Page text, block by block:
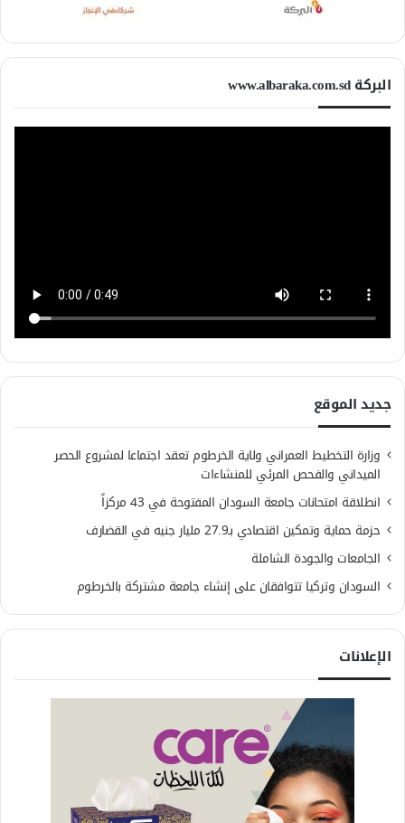
البركة www.albaraka.com.sd
جديد الموقع
وزارة التخطيط العمراني ولاية الخرطوم تعقد اجتماعا لمشروع الحصر
الميداني والفحص المرئي للمنشاءات
انطلاقة امتحانات جامعة السودان المفتوحة في 43 مركزاً
حزمة حماية وتمكين اقتصادي بـ27.9 مليار جنيه في القضارف
الجامعات والجودة الشاملة
السودان وتركيا تتوافقان على إنشاء جامعة مشتركة بالخرطوم
الإعلانات